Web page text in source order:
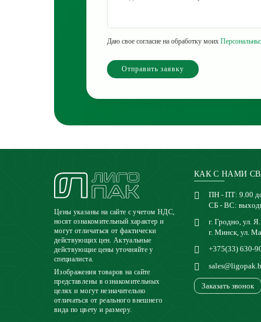
Даю свое согласие на обработку моих
Отправить заявку
Цены указаны на сайте с учетом НДС,
носят ознакомительный характер и
могут отличаться от фактически
действующих цен. Актуальные
действующие цены уточняйте у
специалиста.
Изображения товаров на сайте
представлены в ознакомительных
целях и могут незначительно
отличаться от реального внешнего
вида по цвету и размеру.
КАК С НАМИ
ПН - ПТ: 9.00
СБ - ВС:
г. Гродно, ул.
г. Минск, ул.
+375(33) 630-
Заказать звонок